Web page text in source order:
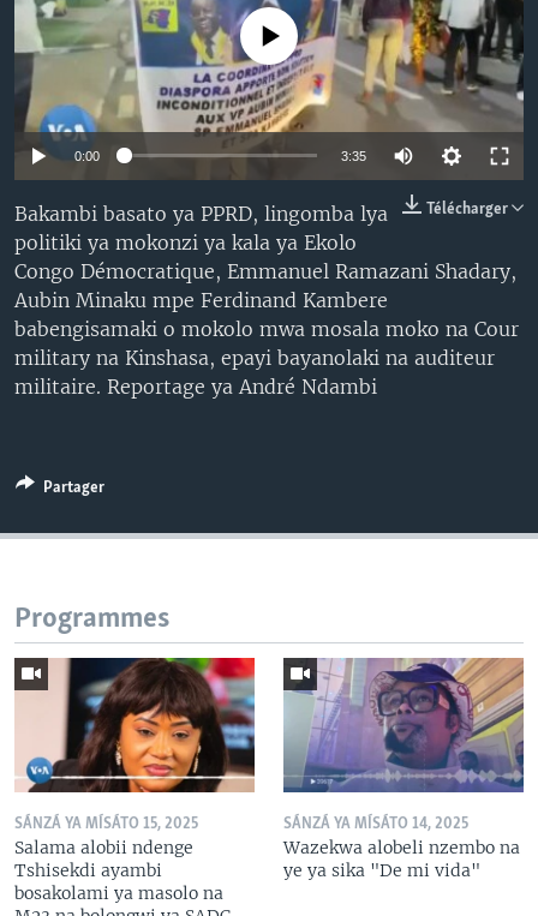
SÉCURITÉ
SCIENCE/TECHNOLOGIE
SPORTS
No media source currently available
0:00 3:35
Télécharger
Bakambi basato ya PPRD, lingomba lya
politiki ya mokonzi ya kala ya Ekolo
Congo Démocratique, Emmanuel Ramazani Shadary,
Aubin Minaku mpe Ferdinand Kambere
babengisamaki o mokolo mwa mosala moko na Cour
military na Kinshasa, epayi bayanolaki na auditeur
militaire. Reportage ya André Ndambi
Partager
Programmes
SÁNZÁ YA MÍSÁTO 15, 2025
Salama alobii ndenge
Tshisekdi ayambi
bosakolami ya masolo na
SÁNZÁ YA MÍSÁTO 14, 2025
Wazekwa alobeli nzembo na
ye ya sika "De mi vida"